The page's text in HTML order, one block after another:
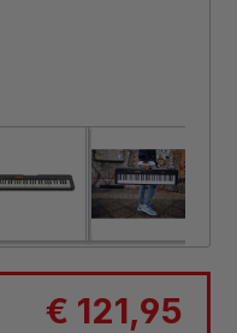
€ 121,95